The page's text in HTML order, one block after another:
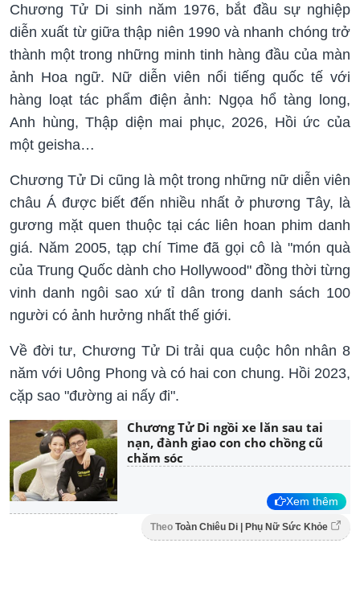
Chương Tử Di sinh năm 1976, bắt đầu sự nghiệp
diễn xuất từ giữa thập niên 1990 và nhanh chóng trở
thành một trong những minh tinh hàng đầu của màn
ảnh Hoa ngữ. Nữ diễn viên nổi tiếng quốc tế với
hàng loạt tác phẩm điện ảnh: Ngọa hổ tàng long,
Anh hùng, Thập diện mai phục, 2026, Hồi ức của
một geisha…
Chương Tử Di cũng là một trong những nữ diễn viên
châu Á được biết đến nhiều nhất ở phương Tây, là
gương mặt quen thuộc tại các liên hoan phim danh
giá. Năm 2005, tạp chí Time đã gọi cô là "món quà
của Trung Quốc dành cho Hollywood" đồng thời từng
vinh danh ngôi sao xứ tỉ dân trong danh sách 100
người có ảnh hưởng nhất thế giới.
Về đời tư, Chương Tử Di trải qua cuộc hôn nhân 8
năm với Uông Phong và có hai con chung. Hồi 2023,
cặp sao "đường ai nấy đi".
Chương Tử Di ngồi xe lăn sau tai
nạn, đành giao con cho chồng cũ
chăm sóc
Xem thêm
Theo Toàn Chiêu Di | Phụ Nữ Sức Khỏe